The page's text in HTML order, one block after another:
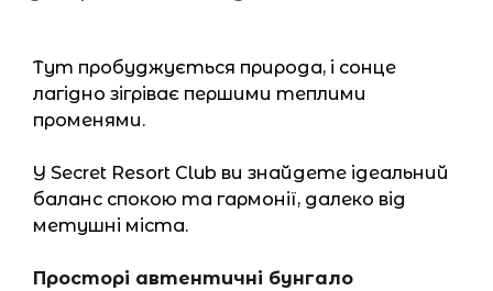
Тут пробуджується природа, і сонце
лагідно зігріває першими теплими
променями.
У Secret Resort Club ви знайдете ідеальний
баланс спокою та гармонії, далеко від
метушні міста.
Просторі автентичні бунгало